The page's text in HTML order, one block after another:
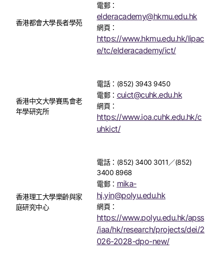
香港都會大學長者學苑
電郵：
elderacademy@hkmu.edu.hk
網頁：
https://www.hkmu.edu.hk/lipac
e/tc/elderacademy/ict/
香港中文大學賽馬會老
年學研究所
電話：(852) 3943 9450
電郵： cuict@cuhk.edu.hk
網頁：
https://www.ioa.cuhk.edu.hk/c
uhkict/
香港理工大學樂齡與家
庭研究中心
電話：(852) 3400 3011／(852)
3400 8968
電郵： mika-
hj.yin@polyu.edu.hk
網頁：
https://www.polyu.edu.hk/apss
/iaa/hk/research/projects/dei/2
026-2028-dpo-new/